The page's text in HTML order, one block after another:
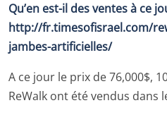
Qu’en est-il des ventes à ce
http://fr.timesofisrael.com/
jambes-artificielles/
A ce jour le prix de 76,000$,
ReWalk ont été vendus dans